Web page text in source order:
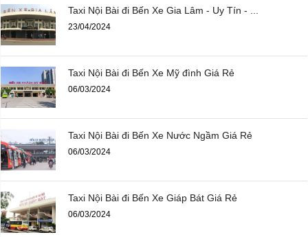
Taxi Nội Bài đi Bến Xe Gia Lâm - Uy Tín - ...
23/04/2024
Taxi Nội Bài đi Bến Xe Mỹ đình Giá Rẻ
06/03/2024
Taxi Nội Bài đi Bến Xe Nước Ngầm Giá Rẻ
06/03/2024
Taxi Nội Bài đi Bến Xe Giáp Bát Giá Rẻ
06/03/2024